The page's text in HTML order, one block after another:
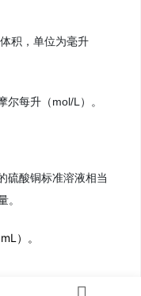
积，单位为毫升
每升（mol/L）。
硫酸铜标准溶液相当
。
）。